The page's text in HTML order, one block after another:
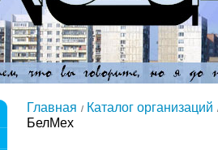
Главная
Каталог организаций
БелМех